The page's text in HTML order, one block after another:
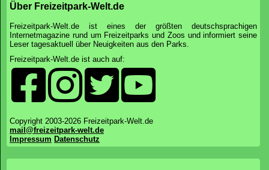
Über Freizeitpark-Welt.de
Freizeitpark-Welt.de ist eines der größten deutschsprachigen
Internetmagazine rund um Freizeitparks und Zoos und informiert seine
Leser tagesaktuell über Neuigkeiten aus den Parks.
Freizeitpark-Welt.de ist auch auf:
Copyright 2003-2026 Freizeitpark-Welt.de
mail@freizeitpark-welt.de
Impressum Datenschutz